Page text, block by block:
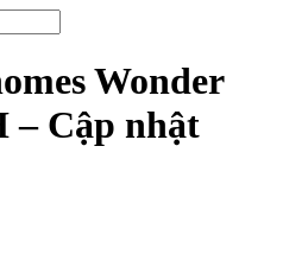
Wonder
– Cập nhật